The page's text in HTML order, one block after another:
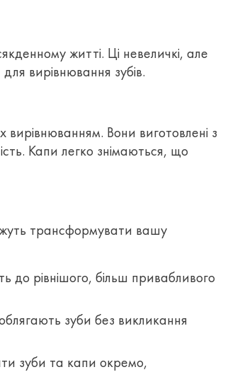
житті. Ці невеличкі, але
вирівнювання зубів.
Вони виготовлені з
Капи легко знімаються, що
трансформувати вашу
до рівнішого, більш привабливого
зуби без викликання
зуби та капи окремо,